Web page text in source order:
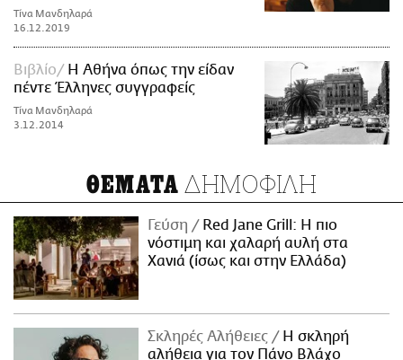
Τίνα Μανδηλαρά
16.12.2019
Βιβλίο
Η Αθήνα όπως την είδαν
πέντε Έλληνες συγγραφείς
Τίνα Μανδηλαρά
3.12.2014
ΘΕΜΑΤΑ ΔΗΜΟΦΙΛΗ
Γεύση
Red Jane Grill: Η πιο
νόστιμη και χαλαρή αυλή στα
Χανιά (ίσως και στην Ελλάδα)
Σκληρές Αλήθειες
H σκληρή
αλήθεια για τον Πάνο Βλάχο